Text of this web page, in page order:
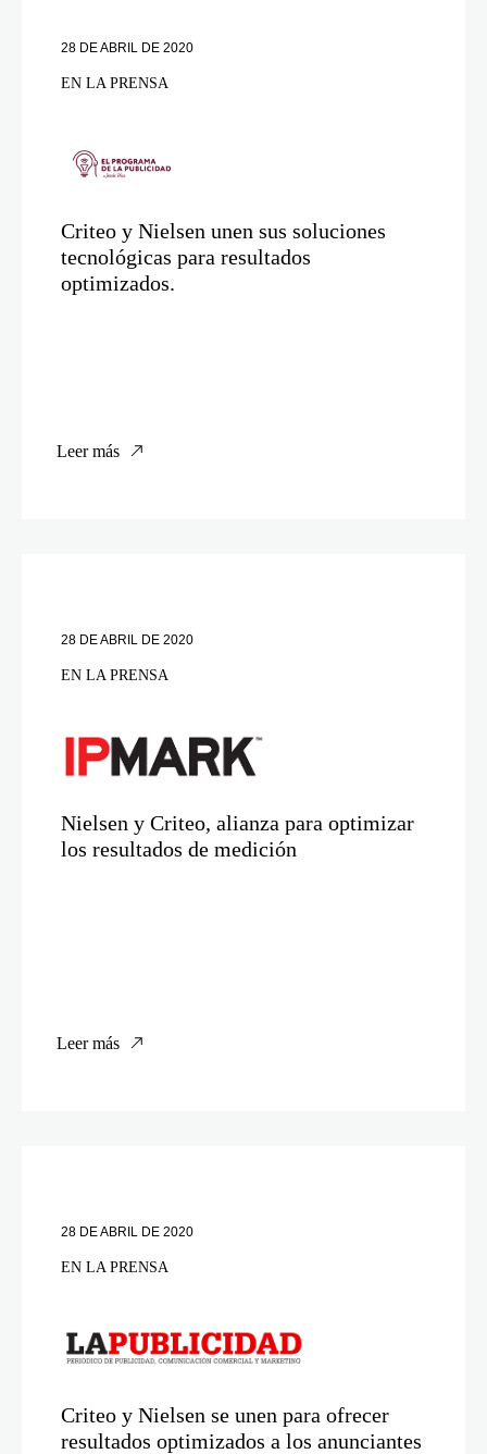
28 DE ABRIL DE 2020
EN LA PRENSA
Criteo y Nielsen unen sus soluciones
tecnológicas para resultados
optimizados.
Leer más
28 DE ABRIL DE 2020
EN LA PRENSA
Nielsen y Criteo, alianza para optimizar
los resultados de medición
Leer más
28 DE ABRIL DE 2020
EN LA PRENSA
Criteo y Nielsen se unen para ofrecer
resultados optimizados a los anunciantes